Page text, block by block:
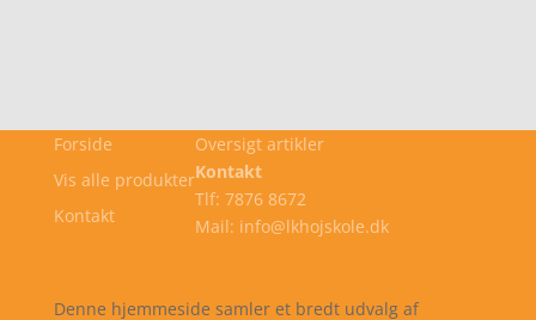
Forside
Vis alle produkter
Kontakt
Oversigt artikler
Kontakt
Tlf: 7876 8672
Mail: info@lkhojskole.dk
Denne hjemmeside samler et bredt udvalg af